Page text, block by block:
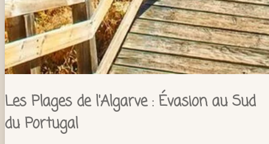
Les Plages de l'Algarve : Évasion au Sud
du Portugal